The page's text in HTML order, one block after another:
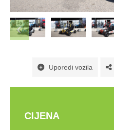
Uporedi vozila
CIJENA